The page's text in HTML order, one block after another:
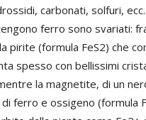
carbonati, solfuri, ecc.
ferro sono svariati:
pirite (formula FeS2) che
spesso con bellissimi
la magnetite, di un
ferro e ossigeno (formula